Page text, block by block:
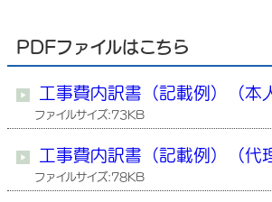
PDFファイルはこちら
工事費内訳書（記載例）（本
ファイルサイズ:73KB
工事費内訳書（記載例）（代
ファイルサイズ:78KB